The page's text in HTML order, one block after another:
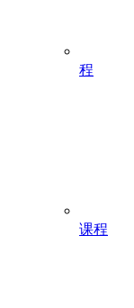
程
课程